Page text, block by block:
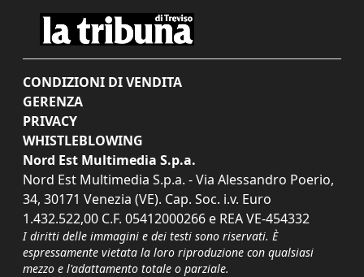
CONDIZIONI DI VENDITA
GERENZA
PRIVACY
WHISTLEBLOWING
Nord Est Multimedia S.p.a.
Nord Est Multimedia S.p.a. - Via Alessandro Poerio,
34, 30171 Venezia (VE). Cap. Soc. i.v. Euro
1.432.522,00 C.F. 05412000266 e REA VE-454332
I diritti delle immagini e dei testi sono riservati. È
espressamente vietata la loro riproduzione con qualsiasi
mezzo e l'adattamento totale o parziale.